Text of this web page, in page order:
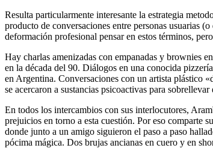
Resulta particularmente interesante la estrategia
producto de conversaciones entre personas usuarias
deformación profesional pensar en estos términos,
Hay charlas amenizadas con empanadas y brownies
en la década del 90. Diálogos en una conocida
en Argentina. Conversaciones con un artista plástico
se acercaron a sustancias psicoactivas para
En todos los intercambios con sus interlocutores,
prejuicios en torno a esta cuestión. Por eso comparte
donde junto a un amigo siguieron el paso a paso
pócima mágica. Dos brujas ancianas en cuero y en